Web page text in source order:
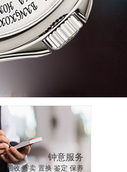
钟意服务
回收 寄卖 置换 鉴定 保养